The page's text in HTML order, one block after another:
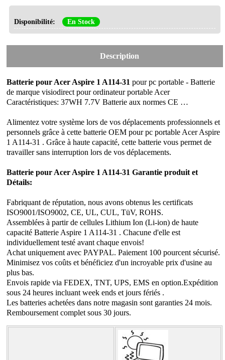
Disponibilité: En Stock
Description
Batterie pour Acer Aspire 1 A114-31pour pc portable - Batterie
de marque visiodirect pour ordinateur portable Acer
Caractéristiques: 37WH 7.7V Batterie aux normes CE …
Alimentez votre système lors de vos déplacements professionnels et
personnels grâce à cette batterie OEM pour pc portable Acer Aspire
1 A114-31 . Grâce à haute capacité, cette batterie vous permet de
travailler sans interruption lors de vos déplacements.
Batterie pour Acer Aspire 1 A114-31 Garantie produit et
Détails:
Fabriquant de réputation, nous avons obtenus les certificats
ISO9001/ISO9002, CE, UL, CUL, TüV, ROHS.
Assemblées à partir de cellules Lithium Ion (Li-ion) de haute
capacité Batterie Aspire 1 A114-31 . Chacune d'elle est
individuellement testé avant chaque envois!
Achat uniquement avec PAYPAL. Paiement 100 pourcent sécurisé.
Minimisez vos coûts et bénéficiez d'un incroyable prix d'usine au
plus bas.
Envois rapide via FEDEX, TNT, UPS, EMS en option.Expédition
sous 24 heures incluant week ends et jours fériés .
Les batteries achetées dans notre magasin sont garanties 24 mois.
Remboursement complet sous 30 jours.